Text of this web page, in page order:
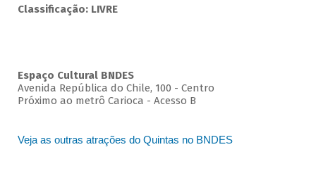
Classificação: LIVRE
Espaço Cultural BNDES
Avenida República do Chile, 100 - Centro
Próximo ao metrô Carioca - Acesso B
Veja as outras atrações do Quintas no BNDES